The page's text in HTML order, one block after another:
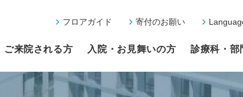
フロアガイド 寄付のお願い
ご来院される方 入院・お見舞いの方 診療科・部